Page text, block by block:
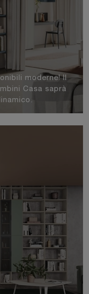
moderne! Il
Casa saprà